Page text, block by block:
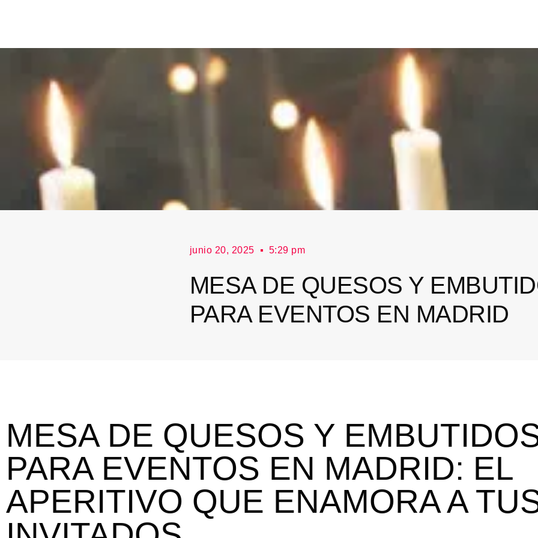
junio 20, 2025 5:29 pm
MESA DE QUESOS Y
PARA EVENTOS EN MADRID
MESA DE QUESOS Y
PARA EVENTOS EN MADRID: EL
APERITIVO QUE ENAMORA A